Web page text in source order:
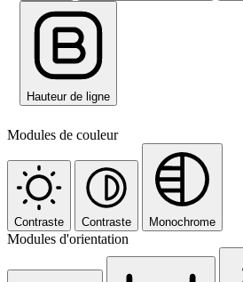
Hauteur de ligne
Modules de couleur
Contraste Contraste Monochrome
Modules d'orientation